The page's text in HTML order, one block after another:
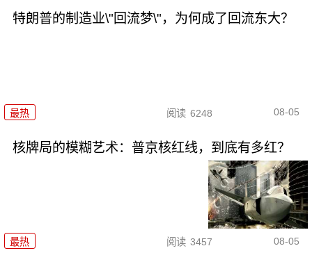
特朗普的制造业\"回流梦\"，为何成了回流东大？
最热 阅读 6248 08-05
核牌局的模糊艺术：普京核红线，到底有多红？
最热 阅读 3457 08-05